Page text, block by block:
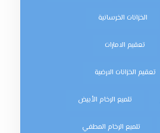
الخزانات الخرسانية
تعقيم الامارات
تعقيم الخزانات الارضية
تلميع الرخام الأبيض
تلميع الرخام المطفي